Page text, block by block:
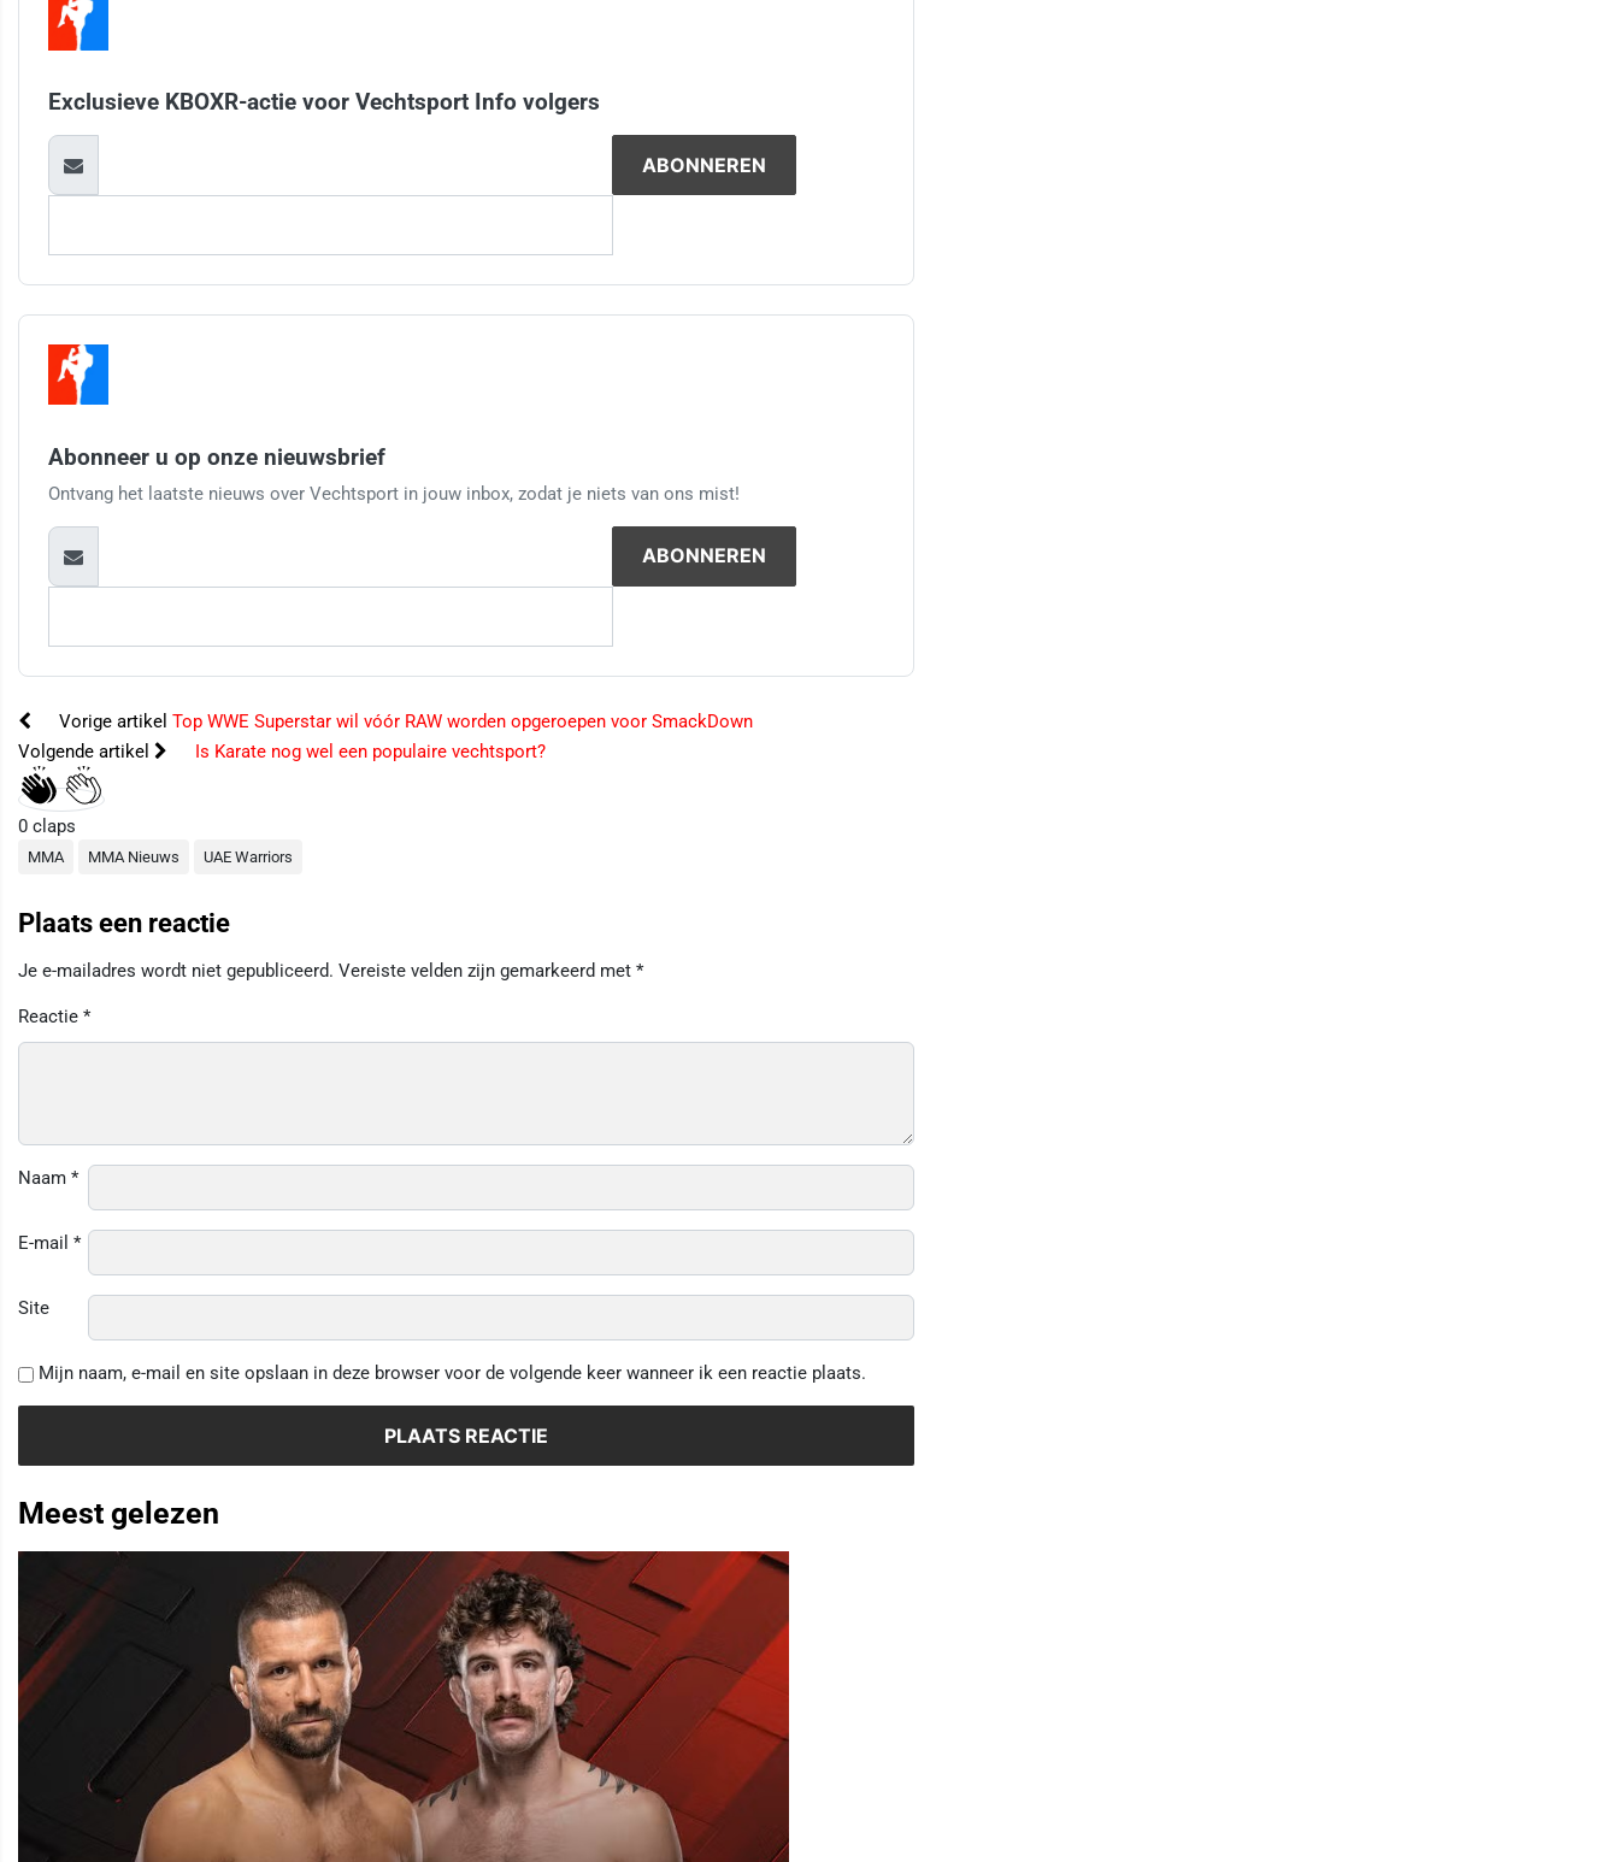
Exclusieve KBOXR-actie voor Vechtsport Info volgers
Abonneer u op onze nieuwsbrief
Ontvang het laatste nieuws over Vechtsport in jouw inbox, zodat je niets van ons mist!
Vorige artikel Top WWE Superstar wil vóór RAW worden opgeroepen voor SmackDown
Volgende artikel
Is Karate nog wel een populaire vechtsport?
0 claps
MMA MMA Nieuws UAE Warriors
Plaats een reactie
Je e-mailadres wordt niet gepubliceerd. Vereiste velden zijn gemarkeerd met *
Reactie *
Naam *
E-mail *
Site
Mijn naam, e-mail en site opslaan in deze browser voor de volgende keer wanneer ik een reactie plaats.
Meest gelezen